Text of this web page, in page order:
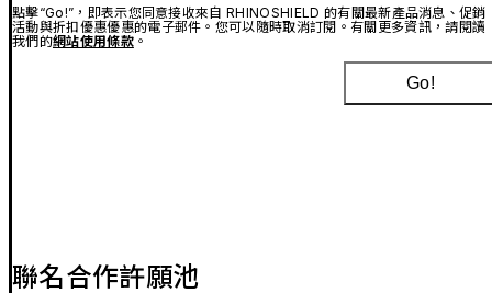
點擊“Go!”，即表示您同意接收來自 RHINOSHIELD 的有關最新產品消息、促銷
活動與折扣優惠優惠的電子郵件。您可以隨時取消訂閱。有關更多資訊，請閱讀
我們的網站使用條款。
Go!
聯名合作許願池